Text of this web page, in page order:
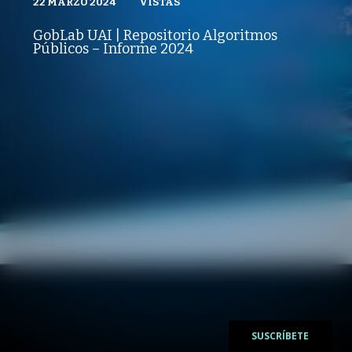
POLÍTICAS PÚBLICAS 22 MARZO 2024
REPRODUCCIONES
VISTAS
GobLab UAI | Repositorio Algoritmos
Públicos – Informe 2024
SUSCRÍBETE
VISTAS